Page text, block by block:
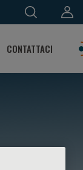
CONTATTACI